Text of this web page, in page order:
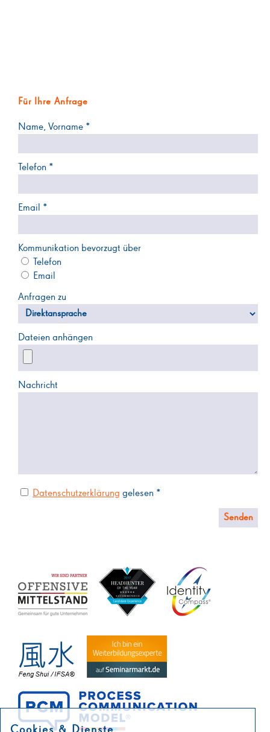
Für Ihre Anfrage
Name, Vorname *
Telefon *
Email *
Kommunikation bevorzugt über
Telefon
Email
Anfragen zu
Dateien anhängen
Nachricht
Datenschutzerklärung gelesen *